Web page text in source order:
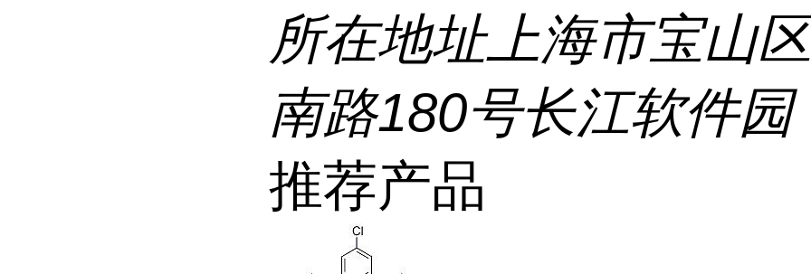
所在地址上海市宝山
南路180号长江软件园
推荐产品